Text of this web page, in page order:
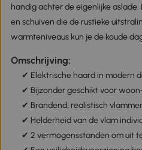
handig achter de eigenlijke aslade.
en schuiven die de rustieke
warmteniveaus kun je de koude
Omschrijving:
✔ Elektrische haard in modern
✔ Bijzonder geschikt voor
✔ Brandend, realistisch
✔ Helderheid van de vlam
✔ 2 vermogensstanden om uit